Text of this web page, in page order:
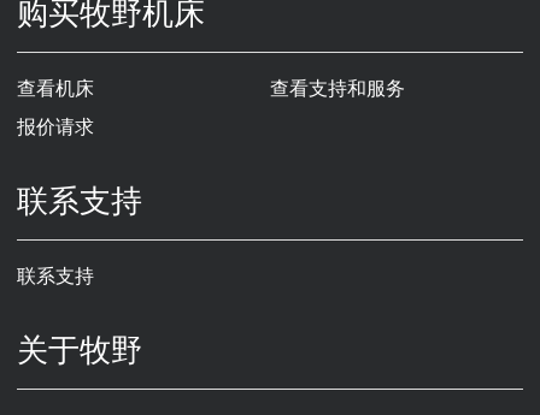
购买牧野机床
查看机床
查看支持和服务
报价请求
联系支持
联系支持
关于牧野